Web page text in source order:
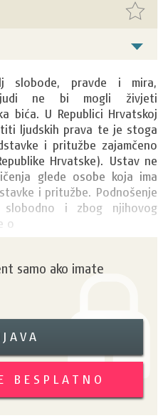
slobode, pravde i mira,
ne bi mogli živjeti
bića. U Republici Hrvatskoj
ljudskih prava te je stoga
i pritužbe zajamčeno
Hrvatske). Ustav ne
glede osobe koja ima
i pritužbe. Podnošenje
i zbog njihovog
o
samo ako imate
BESPLATNO